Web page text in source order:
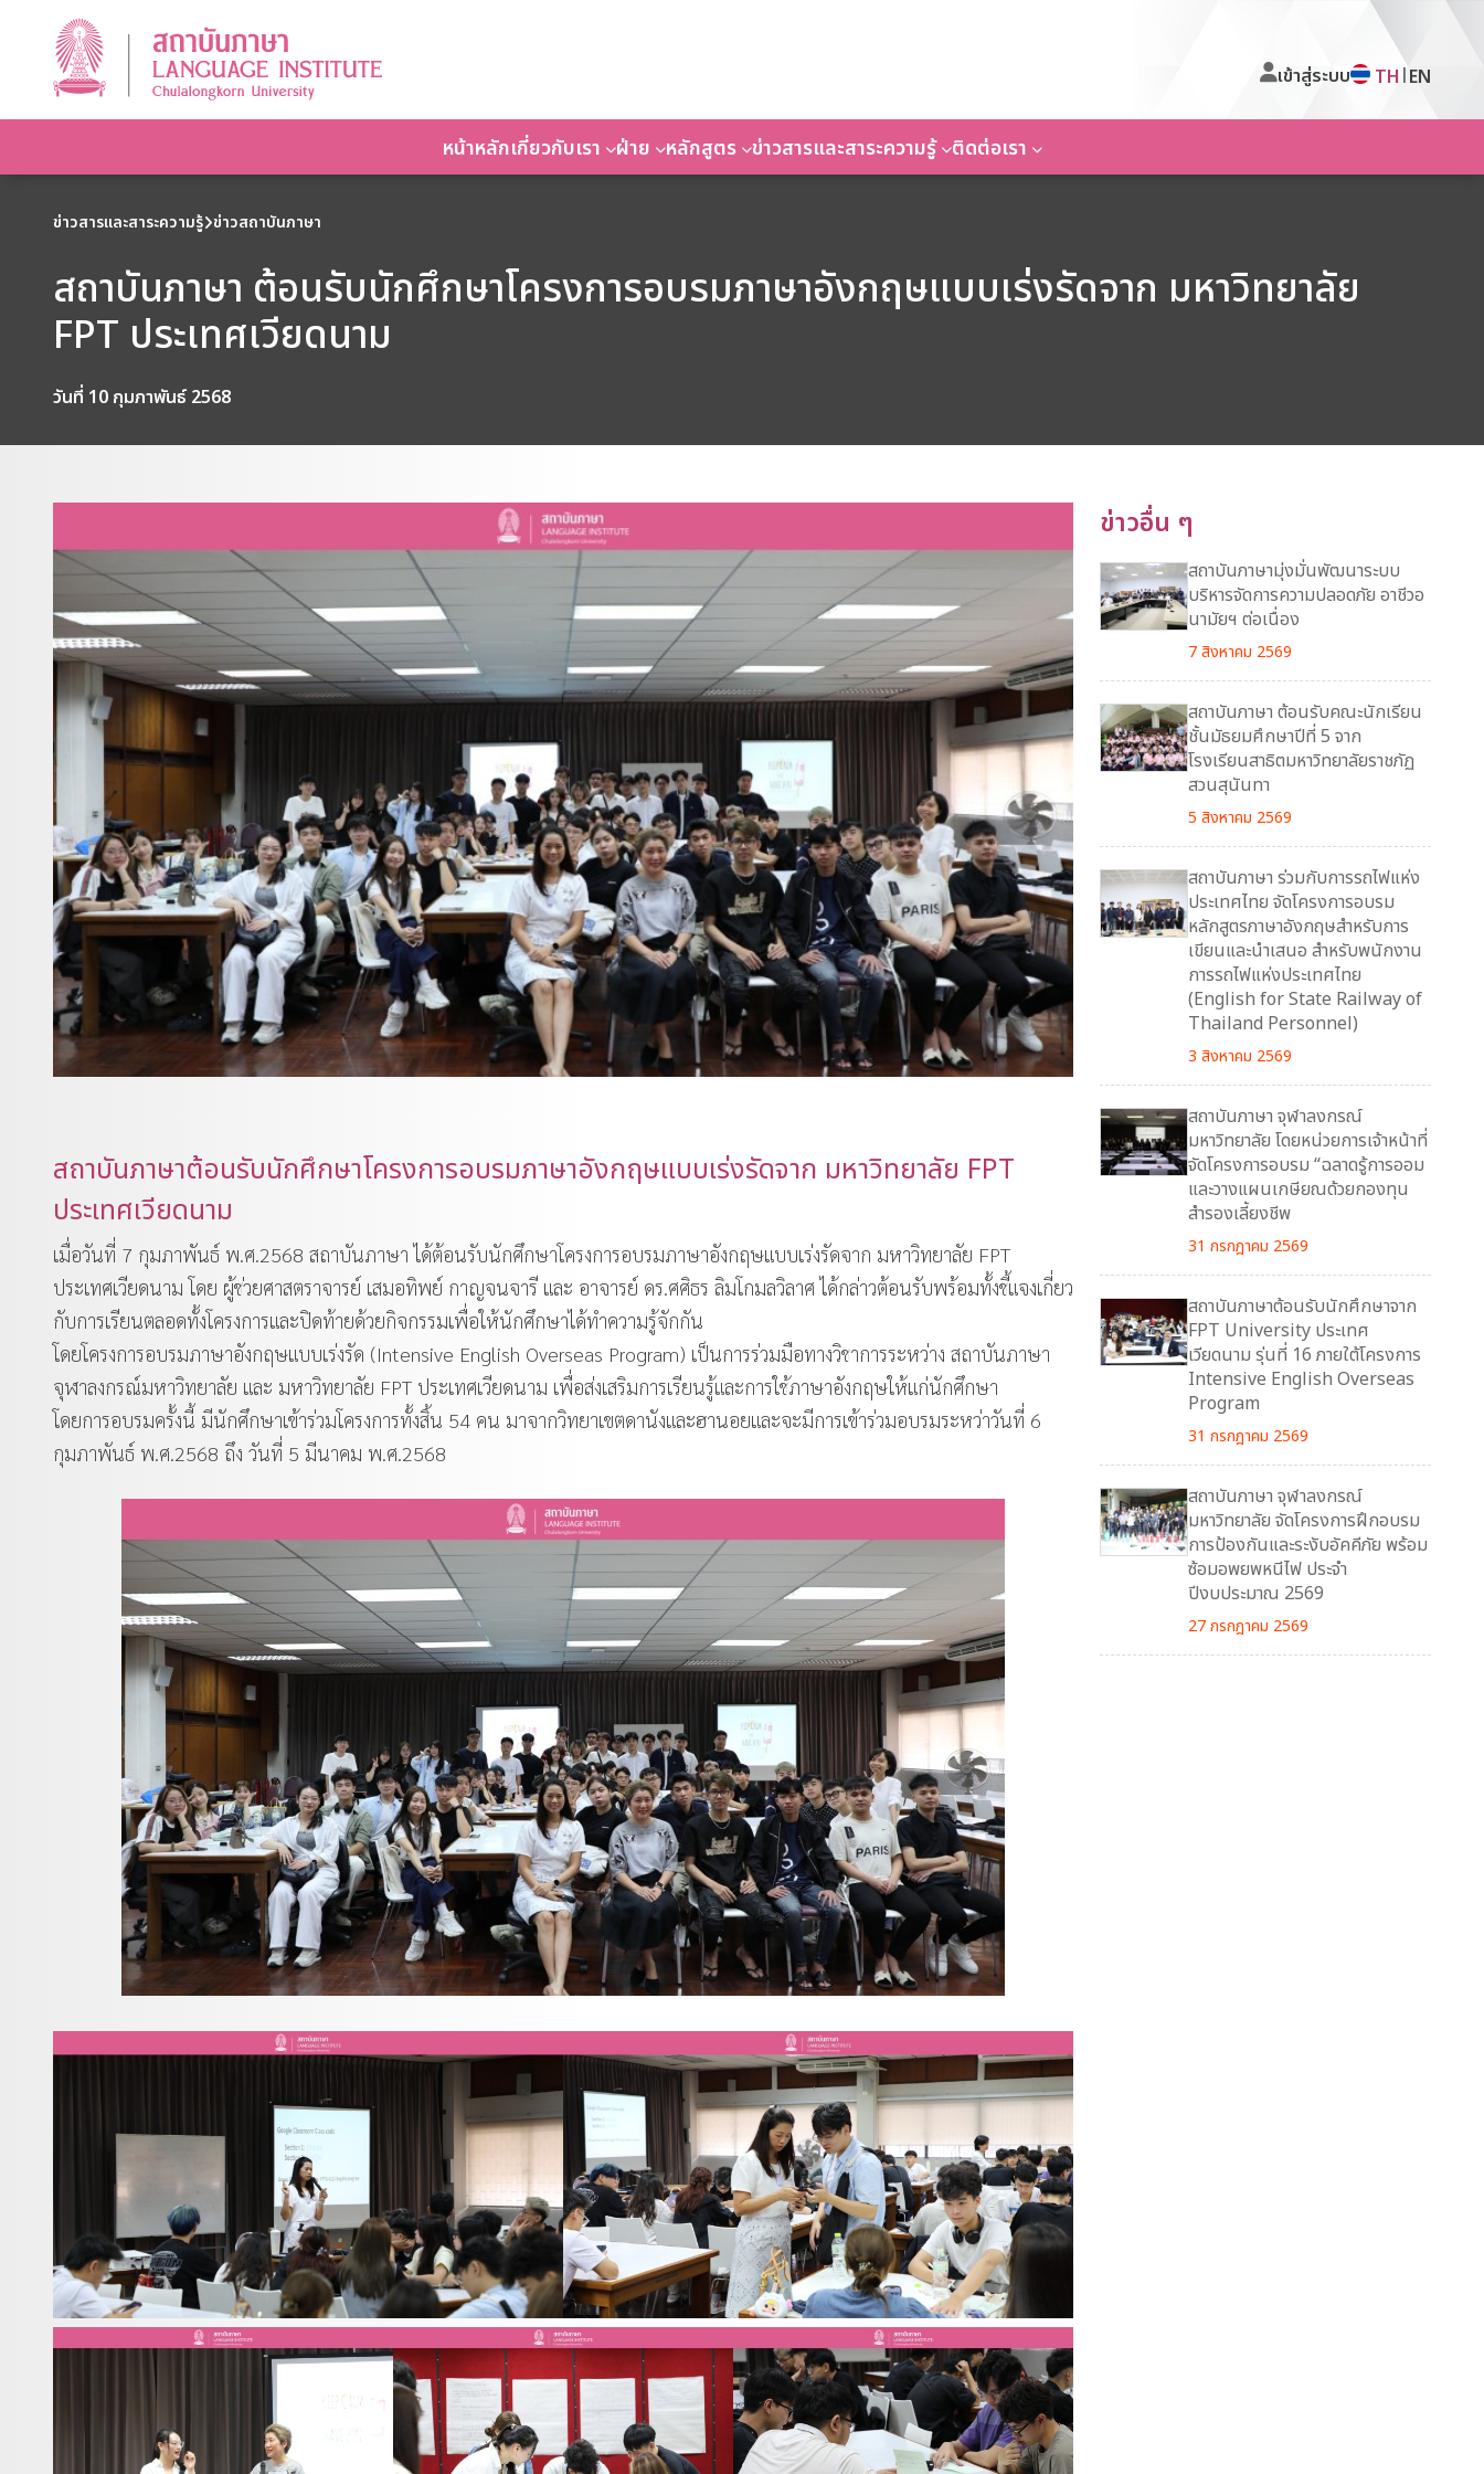
เข้าสู่ระบบ TH | EN
หน้าหลักเกี่ยวกับเรา ฝ่าย หลักสูตร ข่าวสารและสาระความรู้ ติดต่อเรา
ข่าวสารและสาระความรู้ ข่าวสถาบันภาษา
สถาบันภาษา ต้อนรับนักศึกษาโครงการอบรมภาษาอังกฤษแบบเร่งรัดจาก มหาวิทยาลัย
FPT ประเทศเวียดนาม
วันที่ 10 กุมภาพันธ์ 2568
สถาบันภาษาต้อนรับนักศึกษาโครงการอบรมภาษาอังกฤษแบบเร่งรัดจาก มหาวิทยาลัย FPT
ประเทศเวียดนาม
เมื่อวันที่ 7 กุมภาพันธ์ พ.ศ.2568 สถาบันภาษา ได้ต้อนรับนักศึกษาโครงการอบรมภาษาอังกฤษแบบเร่งรัดจาก มหาวิทยาลัย FPT
ประเทศเวียดนาม โดย ผู้ช่วยศาสตราจารย์ เสมอทิพย์ กาญจนจารี และ อาจารย์ ดร.ศศิธร ลิมโกมลวิลาศ ได้กล่าวต้อนรับพร้อมทั้งชี้แจงเกี่ยว
กับการเรียนตลอดทั้งโครงการและปิดท้ายด้วยกิจกรรมเพื่อให้นักศึกษาได้ทำความรู้จักกัน
โดยโครงการอบรมภาษาอังกฤษแบบเร่งรัด (Intensive English Overseas Program) เป็นการร่วมมือทางวิชาการระหว่าง สถาบันภาษา
จุฬาลงกรณ์มหาวิทยาลัย และ มหาวิทยาลัย FPT ประเทศเวียดนาม เพื่อส่งเสริมการเรียนรู้และการใช้ภาษาอังกฤษให้แก่นักศึกษา
โดยการอบรมครั้งนี้ มีนักศึกษาเข้าร่วมโครงการทั้งสิ้น 54 คน มาจากวิทยาเขตดานังและฮานอยและจะมีการเข้าร่วมอบรมระหว่าวันที่ 6
กุมภาพันธ์ พ.ศ.2568 ถึง วันที่ 5 มีนาคม พ.ศ.2568
ข่าวอื่น ๆ
สถาบันภาษามุ่งมั่นพัฒนาระบบ
บริหารจัดการความปลอดภัย อาชีวอ
นามัยฯ ต่อเนื่อง
7 สิงหาคม 2569
สถาบันภาษา ต้อนรับคณะนักเรียน
ชั้นมัธยมศึกษาปีที่ 5 จาก
โรงเรียนสาธิตมหาวิทยาลัยราชภัฏ
สวนสุนันทา
5 สิงหาคม 2569
สถาบันภาษา ร่วมกับการรถไฟแห่ง
ประเทศไทย จัดโครงการอบรม
หลักสูตรภาษาอังกฤษสำหรับการ
เขียนและนำเสนอ สำหรับพนักงาน
การรถไฟแห่งประเทศไทย
(English for State Railway of
Thailand Personnel)
3 สิงหาคม 2569
สถาบันภาษา จุฬาลงกรณ์
มหาวิทยาลัย โดยหน่วยการเจ้าหน้าที่
จัดโครงการอบรม “ฉลาดรู้การออม
และวางแผนเกษียณด้วยกองทุน
สำรองเลี้ยงชีพ
31 กรกฎาคม 2569
สถาบันภาษาต้อนรับนักศึกษาจาก
FPT University ประเทศ
เวียดนาม รุ่นที่ 16 ภายใต้โครงการ
Intensive English Overseas
Program
31 กรกฎาคม 2569
สถาบันภาษา จุฬาลงกรณ์
มหาวิทยาลัย จัดโครงการฝึกอบรม
การป้องกันและระงับอัคคีภัย พร้อม
ซ้อมอพยพหนีไฟ ประจำ
ปีงบประมาณ 2569
27 กรกฎาคม 2569